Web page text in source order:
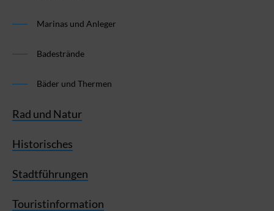
Marinas und Anleger
Badestrände
Bäder und Thermen
Rad und Natur
Historisches
Stadtführungen
Touristinformation